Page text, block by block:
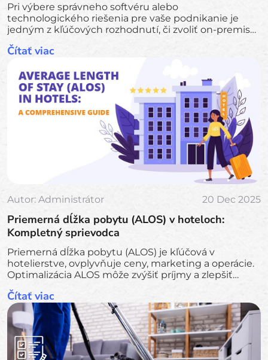
Pri výbere správneho softvéru alebo
technologického riešenia pre vaše podnikanie je
jedným z kľúčových rozhodnutí, či zvoliť on-premise
Čítať viac
Autor: Administrátor 20 Dec 2025
Priemerná dĺžka pobytu (ALOS) v hoteloch:
Kompletný sprievodca
Priemerná dĺžka pobytu (ALOS) je kľúčová v
hotelierstve, ovplyvňuje ceny, marketing a operácie.
Optimalizácia ALOS môže zvýšiť príjmy a zlepšiť
Čítať viac